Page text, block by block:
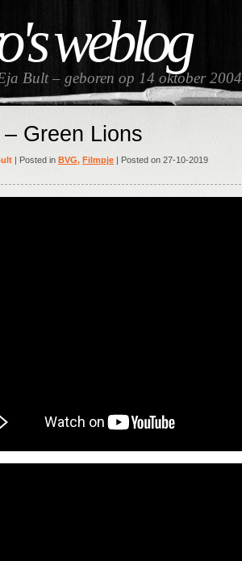
weblog
Bult – geboren op 14 oktober 2004
– Green Lions
| Posted in BVG, Filmpje | Posted on 27-10-2019